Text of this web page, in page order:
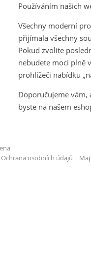
Používáním našich
Všechny moderní
přijímala všechny
Pokud zvolíte
nebudete moci plně
prohlížeči nabídku
Doporučujeme vám,
byste na našem
Ochrana osobních údajů |